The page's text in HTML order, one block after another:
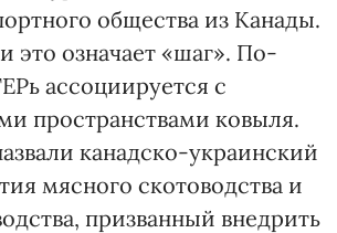
общества из Канады.
это означает «шаг». По-
ассоциируется с
пространствами ковыля.
канадско-украинский
мясного скотоводства и
призванный внедрить